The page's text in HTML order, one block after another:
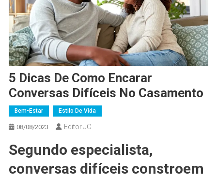
5 Dicas De Como Encarar
Conversas Difíceis No Casamento
Bem-Estar Estilo De Vida
08/08/2023 Editor JC
Segundo especialista,
conversas difíceis constroem